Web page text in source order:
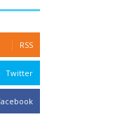
RSS
Twitter